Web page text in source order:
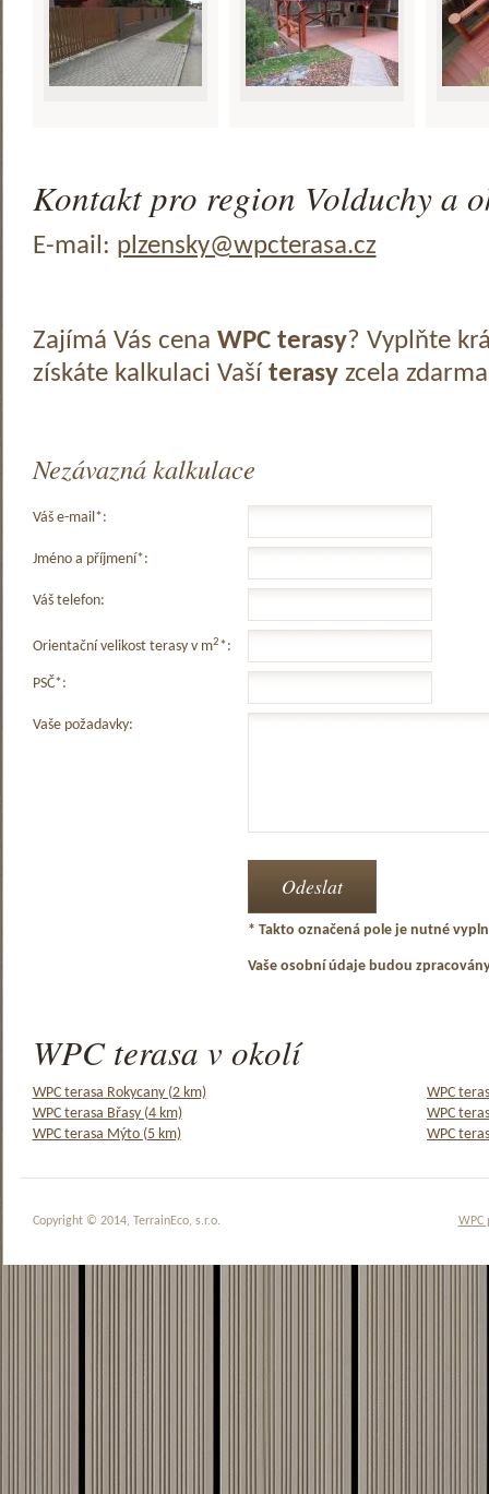
Kontakt pro region Volduchy a
E-mail: plzensky@wpcterasa.cz
Zajímá Vás cena WPC terasy? Vyplňte
získáte kalkulaci Vaší terasyzcela
Nezávazná kalkulace
Váš e-mail*:
Jméno a příjmení*:
Váš telefon:
Orientační velikost terasy v m2*:
PSČ*:
Vaše požadavky:
* Takto označená pole je nutné
Vaše osobní údaje budou
WPC terasa v okolí
WPC terasa Rokycany (2 km)
WPC
WPC terasa Břasy (4 km)
WPC
WPC terasa Mýto (5 km)
WPC
WPC
Copyright © 2014, TerrainEco, s.r.o.